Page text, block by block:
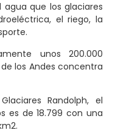
agua que los glaciares
el riego, la
unos 200.000
los Andes concentra
Randolph, el
es de 18.799 con una